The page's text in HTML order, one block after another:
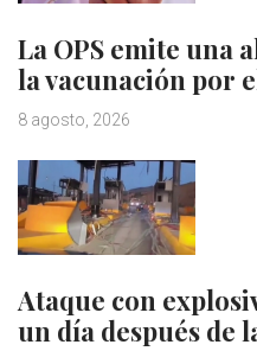
La OPS emite una
la vacunación por
8 agosto, 2026
Ataque con
un día después de